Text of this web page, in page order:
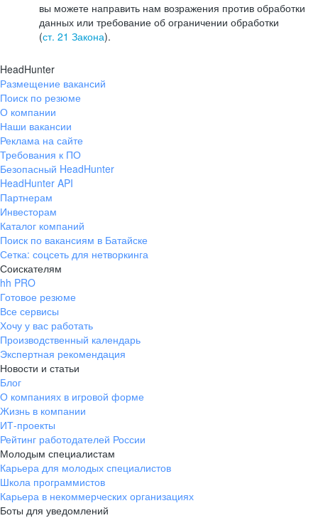
вы можете направить нам возражения против обработки
данных или требование об ограничении обработки
(ст. 21 Закона).
HeadHunter
Размещение вакансий
Поиск по резюме
О компании
Наши вакансии
Реклама на сайте
Требования к ПО
Безопасный HeadHunter
HeadHunter API
Партнерам
Инвесторам
Каталог компаний
Поиск по вакансиям в Батайске
Сетка: соцсеть для нетворкинга
Соискателям
hh PRO
Готовое резюме
Все сервисы
Хочу у вас работать
Производственный календарь
Экспертная рекомендация
Новости и статьи
Блог
О компаниях в игровой форме
Жизнь в компании
ИТ-проекты
Рейтинг работодателей России
Молодым специалистам
Карьера для молодых специалистов
Школа программистов
Карьера в некоммерческих организациях
Боты для уведомлений